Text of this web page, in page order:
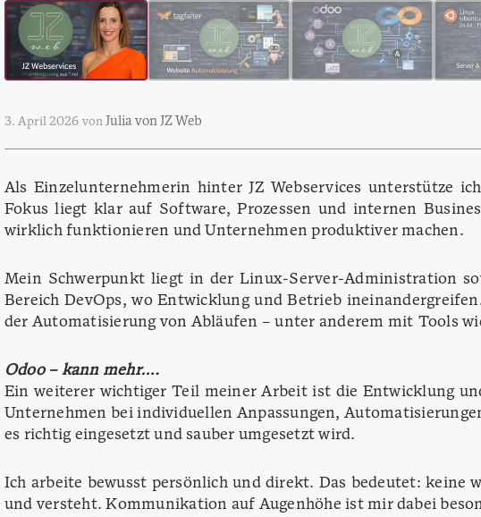
3. April 2026 von Julia von JZ Web
Als Einzelunternehmerin hinter JZ Webservices unterstütze
Fokus liegt klar auf Software, Prozessen und internen
wirklich funktionieren und Unternehmen produktiver machen.
Mein Schwerpunkt liegt in der Linux-Server-Administration
Bereich DevOps, wo Entwicklung und Betrieb
der Automatisierung von Abläufen – unter anderem mit Tools
Odoo – kann mehr….
Ein weiterer wichtiger Teil meiner Arbeit ist die Entwicklung
Unternehmen bei individuellen Anpassungen,
es richtig eingesetzt und sauber umgesetzt wird.
Ich arbeite bewusst persönlich und direkt. Das bedeutet: keine
und versteht. Kommunikation auf Augenhöhe ist mir dabei